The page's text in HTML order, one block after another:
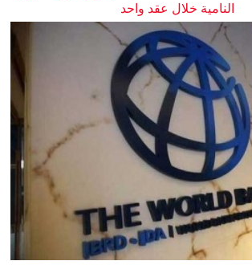
النامية خلال عقد واحد